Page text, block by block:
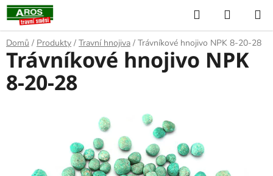
Přejít
na
obsah
Hledat
KOŠÍK
Domů / Produkty / Travní hnojiva / Trávníkové hnojivo NPK 8-20-28
Trávníkové hnojivo NPK
8-20-28